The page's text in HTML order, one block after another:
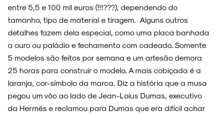
NOIZE RECORD CLUB
SOBRE
entre 5,5 e 100 mil euros (!!!???), dependendo do
tamanho, tipo de material e tiragem. Alguns outros
detalhes fazem dela especial, como uma placa banhada
a ouro ou paládio e fechamento com cadeado. Somente
5 modelos são feitos por semana e um artesão demora
25 horas para construir o modelo. A mais cobiçada é a
laranja, cor-símbolo da marca. Diz a história que a musa
pegou um vôo ao lado de Jean-Loius Dumas, executivo
da Hermés e reclamou para Dumas que era difícil achar